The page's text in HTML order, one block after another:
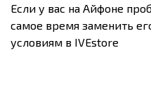
Если у вас на Айфоне
самое время заменить
условиям в IVEstore